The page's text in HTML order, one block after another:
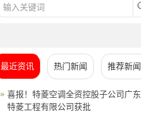
最近资讯 热门新闻 推荐新闻
喜报！特菱空调全资控股子公司广东
特菱工程有限公司获批